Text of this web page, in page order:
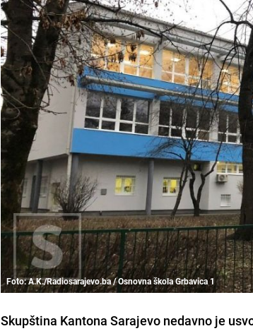
Foto: A.K./Radiosarajevo.ba / Osnovna škola Grbavica 1
Skupština Kantona Sarajevo nedavno je